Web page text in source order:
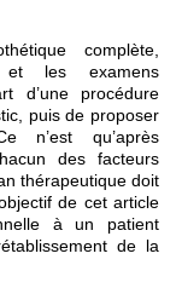
complète,
et les examens
d’une procédure
puis de proposer
n’est qu’après
des facteurs
thérapeutique doit
de cet article
à un patient
de la